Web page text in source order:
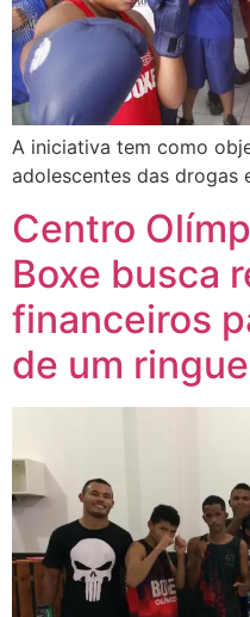
A iniciativa tem como
adolescentes das drogas
Centro
Boxe busca
financeiros
de um ringue